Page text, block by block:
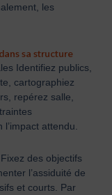
les
sa structure
Identifiez publics,
cartographiez
repérez salle,
attendu.
des objectifs
l’assiduité de
et courts. Par